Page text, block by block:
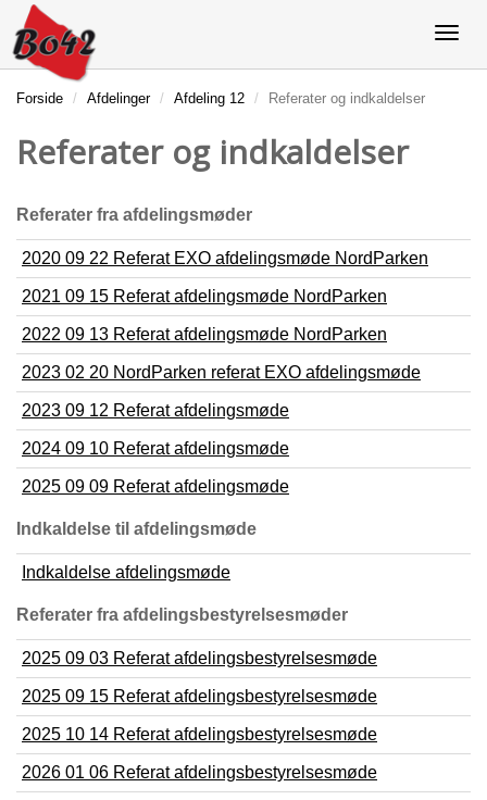
Forside Afdelinger Afdeling 12 Referater og indkaldelser
Referater og indkaldelser
Referater fra afdelingsmøder
2020 09 22 Referat EXO afdelingsmøde NordParken
2021 09 15 Referat afdelingsmøde NordParken
2022 09 13 Referat afdelingsmøde NordParken
2023 02 20 NordParken referat EXO afdelingsmøde
2023 09 12 Referat afdelingsmøde
2024 09 10 Referat afdelingsmøde
2025 09 09 Referat afdelingsmøde
Indkaldelse til afdelingsmøde
Indkaldelse afdelingsmøde
Referater fra afdelingsbestyrelsesmøder
2025 09 03 Referat afdelingsbestyrelsesmøde
2025 09 15 Referat afdelingsbestyrelsesmøde
2025 10 14 Referat afdelingsbestyrelsesmøde
2026 01 06 Referat afdelingsbestyrelsesmøde